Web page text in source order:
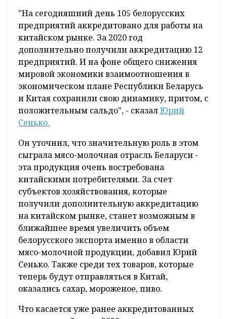
"На сегодняшний день 105 белорусских
предприятий аккредитовано для работы на
китайском рынке. За 2020 год
дополнительно получили аккредитацию 12
предприятий. И на фоне общего снижения
мировой экономики взаимоотношения в
экономическом плане Республики Беларусь
и Китая сохранили свою динамику, притом, с
положительным сальдо", - сказалЮрий
Сенько.
Он уточнил, что значительную роль в этом
сыграла мясо-молочная отрасль Беларуси -
эта продукция очень востребована
китайскими потребителями. За счет
субъектов хозяйствования, которые
получили дополнительную аккредитацию
на китайском рынке, станет возможным в
ближайшее время увеличить объем
белорусского экспорта именно в области
мясо-молочной продукции, добавил Юрий
Сенько. Также среди тех товаров, которые
теперь будут отправляться в Китай,
оказались сахар, мороженое, пиво.
Что касается уже ранее аккредитованных